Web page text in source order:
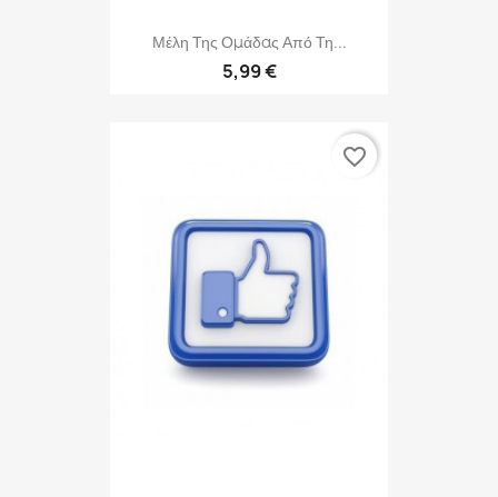
Μέλη Της Ομάδας Από Τη...
5,99 €
favorite_border